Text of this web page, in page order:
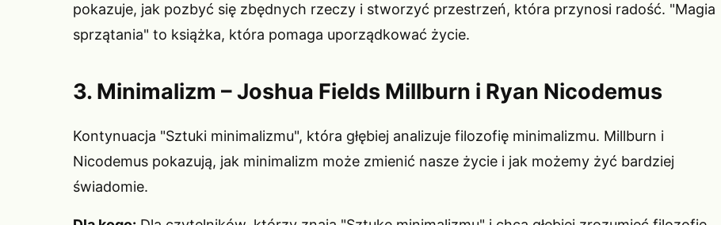
pokazuje, jak pozbyć się zbędnych rzeczy i stworzyć przestrzeń, która przynosi radość. "Magia
sprzątania" to książka, która pomaga uporządkować życie.
3. Minimalizm – Joshua Fields Millburn i Ryan Nicodemus
Kontynuacja "Sztuki minimalizmu", która głębiej analizuje filozofię minimalizmu. Millburn i
Nicodemus pokazują, jak minimalizm może zmienić nasze życie i jak możemy żyć bardziej
świadomie.